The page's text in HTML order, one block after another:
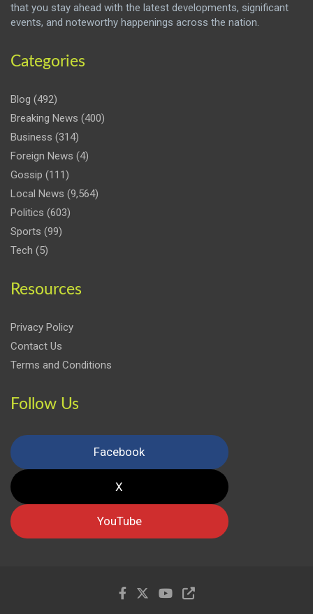
that you stay ahead with the latest developments, significant
events, and noteworthy happenings across the nation.
Categories
Blog (492)
Breaking News (400)
Business (314)
Foreign News (4)
Gossip (111)
Local News (9,564)
Politics (603)
Sports (99)
Tech (5)
Resources
Privacy Policy
Contact Us
Terms and Conditions
Follow Us
Facebook
X
YouTube